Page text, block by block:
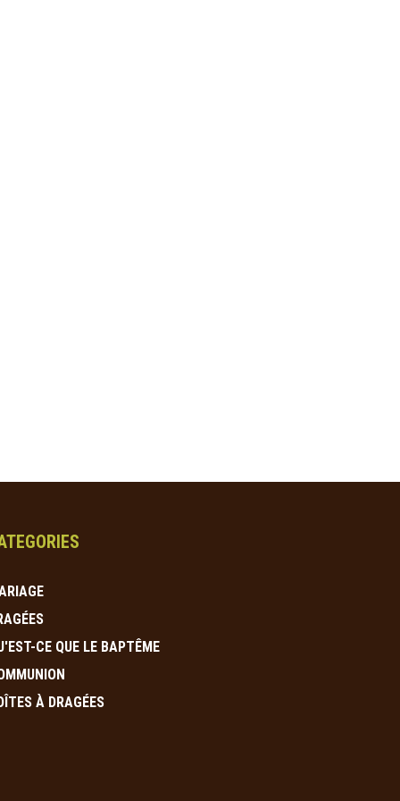
CE QUE LE BAPTÊME
À DRAGÉES